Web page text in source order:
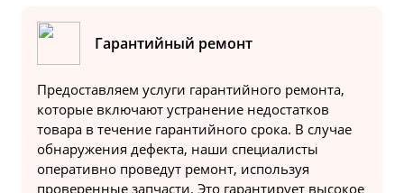
Гарантийный ремонт
Предоставляем услуги гарантийного ремонта,
которые включают устранение недостатков
товара в течение гарантийного срока. В случае
обнаружения дефекта, наши специалисты
оперативно проведут ремонт, используя
проверенные запчасти. Это гарантирует высокое